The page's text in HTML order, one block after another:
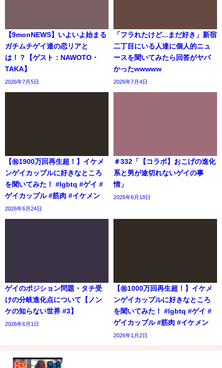
【9monNEWS】いよいよ始まる
ガチムチゲイ達の恋リアと
は！？【ゲスト：NAWOTO・
TAKA】
2026年7月5日
「フラれたけど...まだ好き」新宿
二丁目にいる人達に個人的ニュ
ースを聞いてみたら回答がヤバ
かったwwwww
2026年7月4日
【㊗️1900万回再生超！】イケメ
ンゲイカップルに好きなところ
を聞いてみた！ #lgbtq #ゲイ #
ゲイカップル #筋肉 #イケメン
2026年6月24日
＃332「【コラボ】おこげの進化
系と男が途切れないゲイの事
情」
2026年6月18日
ゲイのポジション問題・タチ受
けの分岐進化点について【ノン
ケの知らない世界 #3】
2026年6月1日
【㊗️1000万回再生超！】イケメ
ンゲイカップルに好きなところ
を聞いてみた！ #lgbtq #ゲイ #
ゲイカップル #筋肉 #イケメン
2026年1月2日